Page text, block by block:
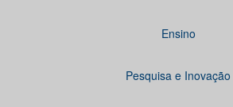
Ensino
Pesquisa e Inovação